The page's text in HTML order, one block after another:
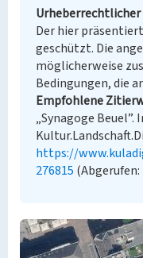
Der hier
geschützt. Die
möglicherweise
Bedingungen, die
Empfohlene
„Synagoge Beuel”.
https://
276815 (Abgerufen: